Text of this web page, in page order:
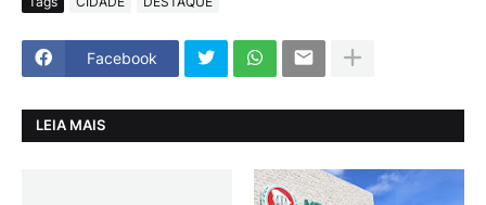
Facebook
LEIA MAIS